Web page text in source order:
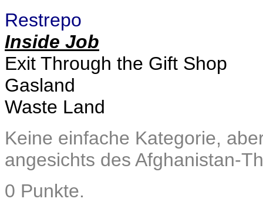
Restrepo
Inside Job
Exit Through the Gift Shop
Gasland
Waste Land
Keine einfache Kategorie,
angesichts des Afghanistan-
0 Punkte.